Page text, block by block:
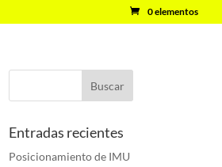
0 elementos
Entradas recientes
Posicionamiento de IMU